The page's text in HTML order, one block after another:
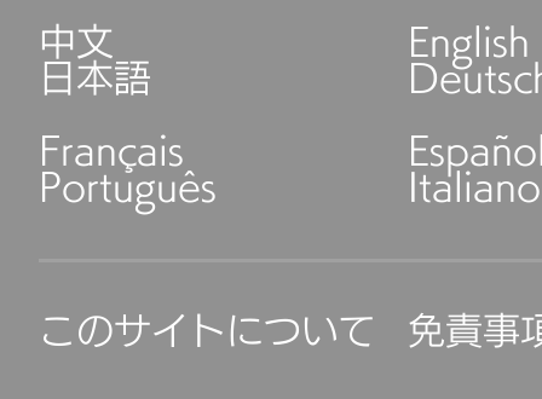
中文 English
日本語
Français
Português Italiano
このサイトについて 免責事